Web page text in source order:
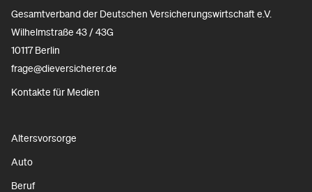
Gesamtverband der Deutschen Versicherungswirtschaft e.V.
Wilhelmstraße 43 / 43G
10117 Berlin
frage@dieversicherer.de
Kontakte für Medien
Altersvorsorge
Auto
Beruf